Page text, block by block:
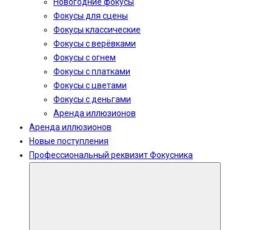
Фокусы для сцены
Фокусы классические
Фокусы с верёвками
Фокусы с огнем
Фокусы с платками
Фокусы с цветами
Фокусы с деньгами
Аренда иллюзионов
Аренда иллюзионов
Новые поступления
Профессиональный реквизит Фокусника